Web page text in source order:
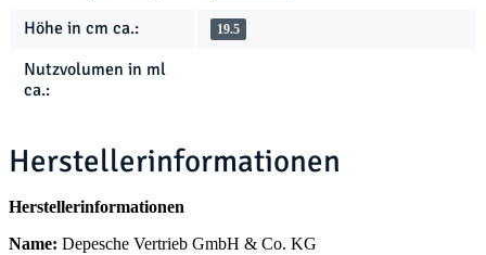
Höhe in cm ca.: 19.5
Nutzvolumen in ml
ca.:
Herstellerinformationen
Herstellerinformationen
Name: Depesche Vertrieb GmbH & Co. KG